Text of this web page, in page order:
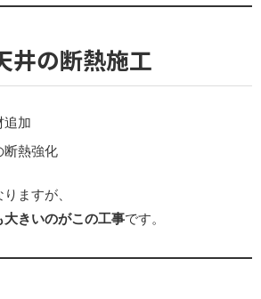
井の断熱施工
追加
断熱強化
ますが、
きいのがこの工事です。